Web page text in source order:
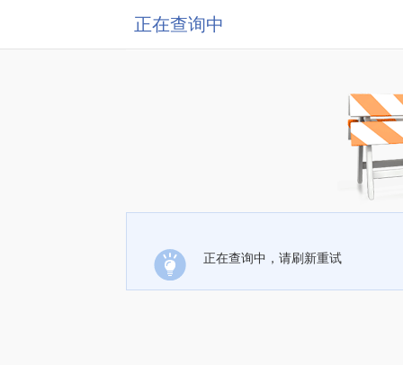
正在查询中
正在查询中，请刷新重试